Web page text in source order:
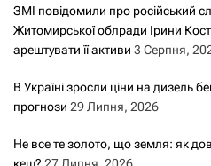
ЗМІ повідомили про російський
Житомирської облради Ірини
арештувати її активи 3 Серпня,
В Україні зросли ціни на дизель
прогнози 29 Липня, 2026
Не все те золото, що земля: як